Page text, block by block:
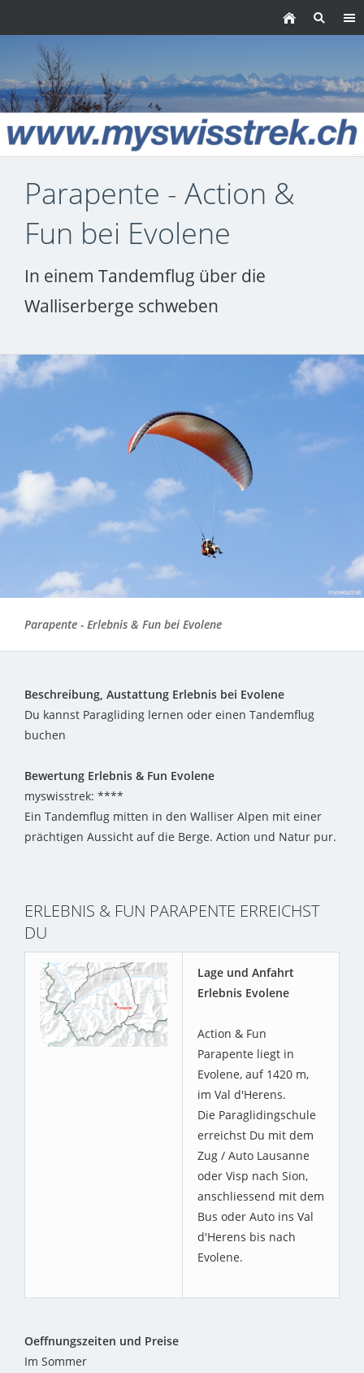
Parapente - Action &
Fun bei Evolene
In einem Tandemflug über die
Walliserberge schweben
Parapente - Erlebnis & Fun bei Evolene
Beschreibung, Austattung Erlebnis bei Evolene
Du kannst Paragliding lernen oder einen Tandemflug
buchen
Bewertung Erlebnis & Fun Evolene
myswisstrek: ****
Ein Tandemflug mitten in den Walliser Alpen mit einer
prächtigen Aussicht auf die Berge. Action und Natur pur.
ERLEBNIS & FUN PARAPENTE ERREICHST
DU
Lage und Anfahrt
Erlebnis Evolene
Action & Fun
Parapente liegt in
Evolene, auf 1420 m,
im Val d'Herens.
Die Paraglidingschule
erreichst Du mit dem
Zug / Auto Lausanne
oder Visp nach Sion,
anschliessend mit dem
Bus oder Auto ins Val
d'Herens bis nach
Evolene.
Oeffnungszeiten und Preise
Im Sommer